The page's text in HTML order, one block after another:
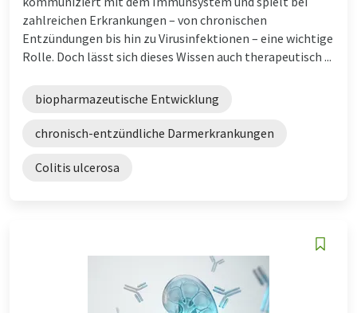
zahlreichen Erkrankungen – von chronischen
Entzündungen bis hin zu Virusinfektionen – eine wichtige
Rolle. Doch lässt sich dieses Wissen auch therapeutisch ...
biopharmazeutische Entwicklung
chronisch-entzündliche Darmerkrankungen
Colitis ulcerosa